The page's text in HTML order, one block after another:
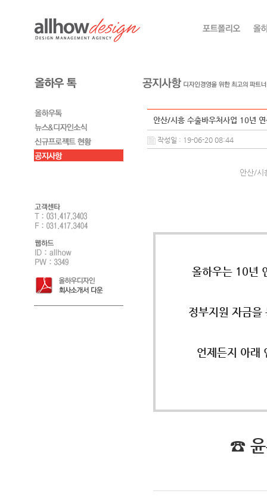
안산/시흥 수출바우처사업 10년
작성일 : 19-06-20 08:44
안산/시
올하우는 10년
정부지원 자금을
언제든지 아래
☎ 윤